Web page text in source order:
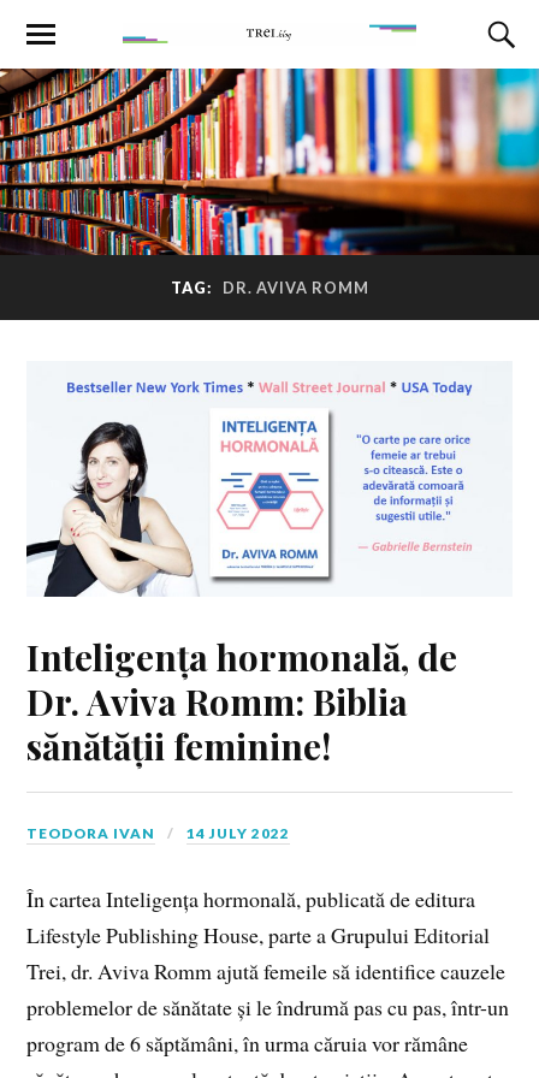
TAG: DR. AVIVA ROMM
Inteligența hormonală, de
Dr. Aviva Romm: Biblia
sănătății feminine!
TEODORA IVAN 14 JULY 2022
În cartea Inteligența hormonală, publicată de editura
Lifestyle Publishing House, parte a Grupului Editorial
Trei, dr. Aviva Romm ajută femeile să identifice cauzele
problemelor de sănătate și le îndrumă pas cu pas, într-un
program de 6 săptămâni, în urma căruia vor rămâne